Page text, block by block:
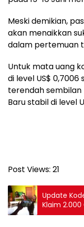
Meski demikian,
akan menaikkan
dalam pertemuan
Untuk mata uang
di level US$
terendah sembilan
Baru stabil di level
Post Views: 21
Update
Klaim